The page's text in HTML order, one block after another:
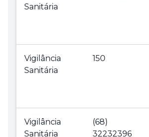
Sanitária
Vigilância
Sanitária
150
Vigilância
Sanitária
(68)
32232396